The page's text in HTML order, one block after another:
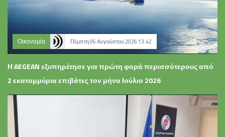
Οικονομία Πέμπτη 06 Αυγούστου 2026 13:42
Η AEGEAN εξυπηρέτησε για πρώτη φορά περισσότερους από
2 εκατομμύρια επιβάτες τον μήνα Ιούλιο 2026